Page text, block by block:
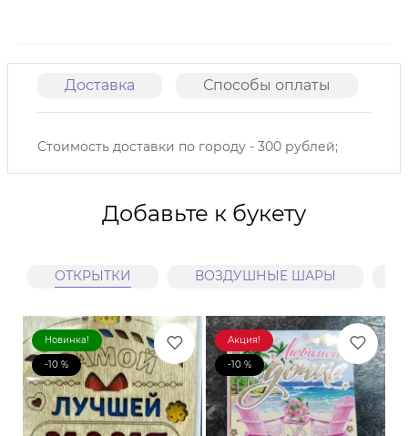
Доставка Способы оплаты
Стоимость доставки по городу - 300 рублей;
Добавьте к букету
ОТКРЫТКИ ВОЗДУШНЫЕ ШАРЫ
Новинка!
-10 %
Акция!
-10 %